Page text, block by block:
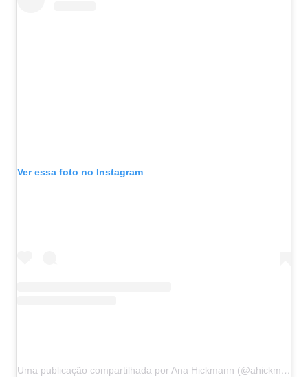
Ver essa foto no Instagram
Uma publicação compartilhada por Ana Hickmann (@ahickmann)